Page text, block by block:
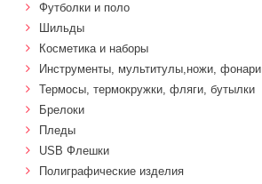
Футболки и поло
Шильды
Косметика и наборы
Инструменты, мультитулы,ножи, фонари
Термосы, термокружки, фляги, бутылки
Брелоки
Пледы
USB Флешки
Полиграфические изделия